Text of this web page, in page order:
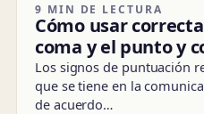
9 MIN DE LECTURA
Cómo usar
coma y el punto y
Los signos de puntuación
que se tiene en la
de acuerdo…